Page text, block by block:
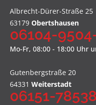
Albrecht-Dürer-Straße 25
63179 Obertshausen
06104-
Mo-Fr, 08:00 - 18:00 Uhr
Gutenbergstraße 20
64331 Weiterstadt
06151-